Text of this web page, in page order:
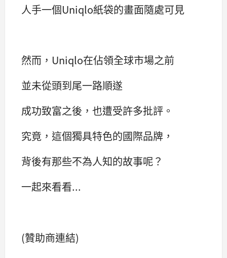
人手一個Uniqlo紙袋的畫面隨處可見
然而，Uniqlo在佔領全球市場之前
並未從頭到尾一路順遂
成功致富之後，也遭受許多批評。
究竟，這個獨具特色的國際品牌，
背後有那些不為人知的故事呢？
一起來看看...
(贊助商連結)